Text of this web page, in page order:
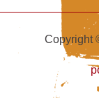
Copyright